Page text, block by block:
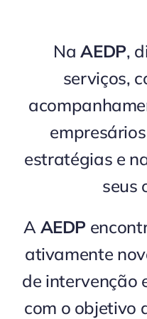
NaAEDP,
serviços,
estratégias e
seus
A AEDP
ativamente
de intervenção
com o objetivo